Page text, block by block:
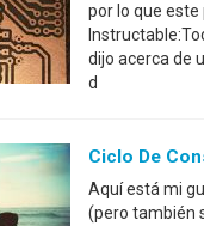
por lo que este
dijo acerca de
d
Ciclo De
Aquí está mi
(pero también